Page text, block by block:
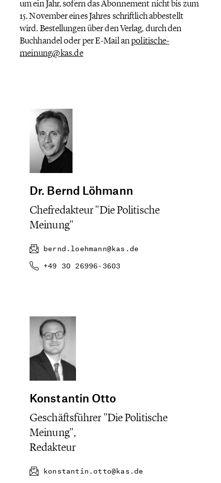
um ein Jahr, sofern das Abonnement nicht bis zum
15. November eines Jahres schriftlich abbestellt
wird. Bestellungen über den Verlag, durch den
Buchhandel oder per E-Mail anpolitische-
meinung@kas.de
Dr. Bernd Löhmann
Chefredakteur "Die Politische
Meinung"
bernd.loehmann@kas.de
+49 30 26996-3603
Konstantin Otto
Geschäftsführer "Die Politische
Meinung",
Redakteur
konstantin.otto@kas.de